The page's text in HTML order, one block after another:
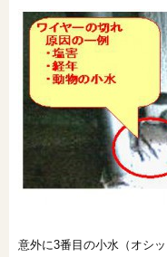
意外に3番目の小水（オシ